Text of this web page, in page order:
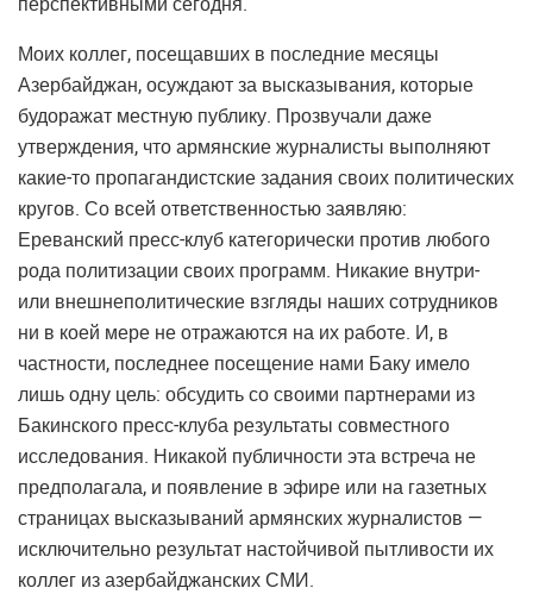
Моих коллег, посещавших в последние месяцы
Азербайджан, осуждают за высказывания, которые
будоражат местную публику. Прозвучали даже
утверждения, что армянские журналисты выполняют
какие-то пропагандистские задания своих политических
кругов. Со всей ответственностью заявляю:
Ереванский пресс-клуб категорически против любого
рода политизации своих программ. Никакие внутри-
или внешнеполитические взгляды наших сотрудников
ни в коей мере не отражаются на их работе. И, в
частности, последнее посещение нами Баку имело
лишь одну цель: обсудить со своими партнерами из
Бакинского пресс-клуба результаты совместного
исследования. Никакой публичности эта встреча не
предполагала, и появление в эфире или на газетных
страницах высказываний армянских журналистов —
исключительно результат настойчивой пытливости их
коллег из азербайджанских СМИ.